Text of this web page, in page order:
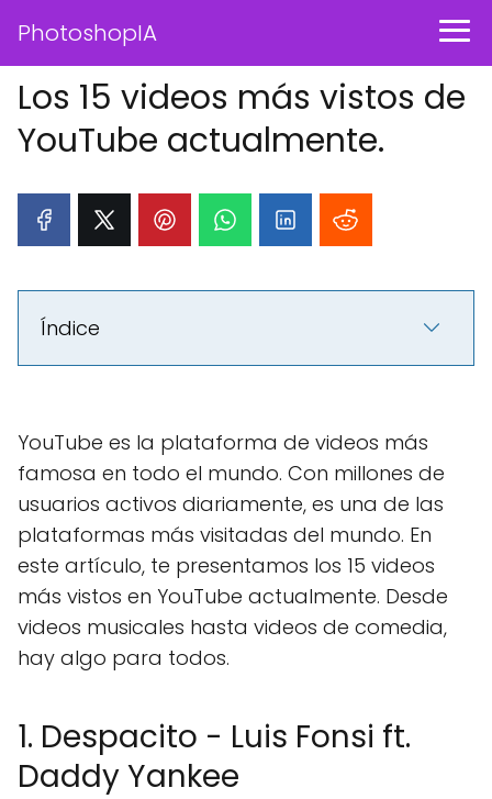
PhotoshopIA
Los 15 videos más vistos de
YouTube actualmente.
Índice
YouTube es la plataforma de videos más
famosa en todo el mundo. Con millones de
usuarios activos diariamente, es una de las
plataformas más visitadas del mundo. En
este artículo, te presentamos los 15 videos
más vistos en YouTube actualmente. Desde
videos musicales hasta videos de comedia,
hay algo para todos.
1. Despacito - Luis Fonsi ft.
Daddy Yankee